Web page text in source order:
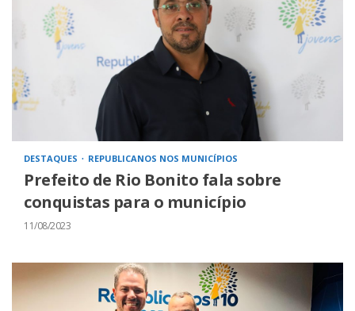
DESTAQUES REPUBLICANOS NOS MUNICÍPIOS
Prefeito de Rio Bonito fala sobre
conquistas para o município
11/08/2023